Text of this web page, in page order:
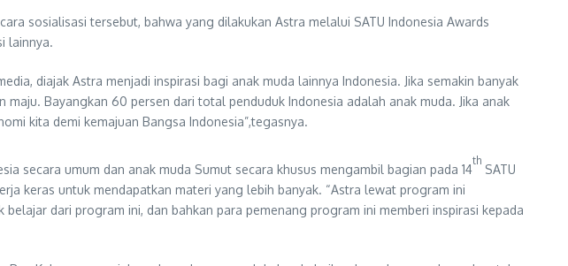
sosialisasi tersebut, bahwa yang dilakukan Astra melalui SATU Indonesia Awards
lainnya.
diajak Astra menjadi inspirasi bagi anak muda lainnya Indonesia. Jika semakin banyak
Bayangkan 60 persen dari total penduduk Indonesia adalah anak muda. Jika anak
kita demi kemajuan Bangsa Indonesia”,tegasnya.
secara umum dan anak muda Sumut secara khusus mengambil bagian pada 14
th
SATU
keras untuk mendapatkan materi yang lebih banyak. “Astra lewat program ini
dari program ini, dan bahkan para pemenang program ini memberi inspirasi kepada